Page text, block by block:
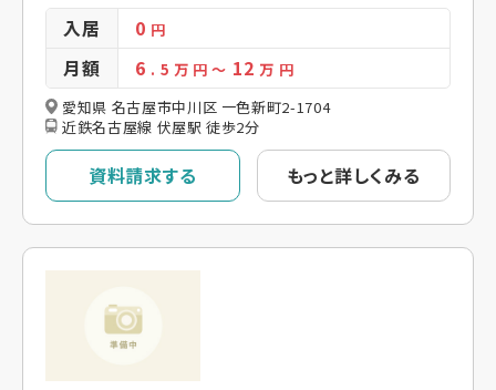
入居 0 円
月額 6 . 5 万 円～ 12万 円
愛知県 名古屋市中川区 一色新町2-1704
近鉄名古屋線 伏屋駅 徒歩2分
資料請求する もっと詳しくみる